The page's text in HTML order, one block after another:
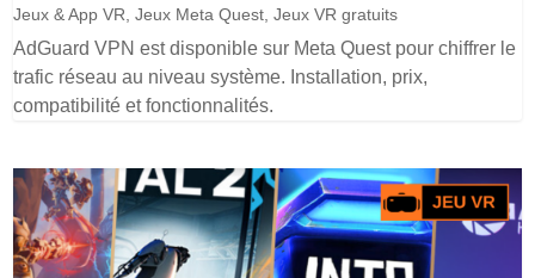
Jeux & App VR ,Jeux Meta Quest ,Jeux VR gratuits
AdGuard VPN est disponible sur Meta Quest pour chiffrer le
trafic réseau au niveau système. Installation, prix,
compatibilité et fonctionnalités.